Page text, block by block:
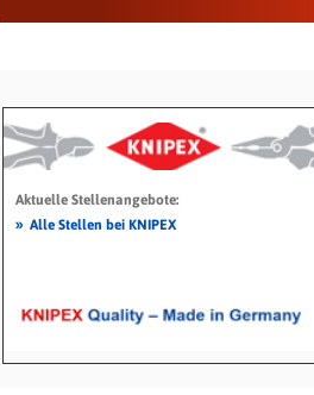
Aktuelle Stellenangebote:
» Alle Stellen bei KNIPEX